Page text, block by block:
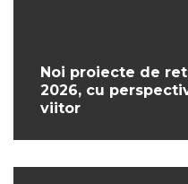
Noi proiecte de
2026, cu
viitor